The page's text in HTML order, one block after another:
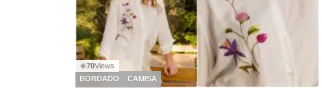
◉70Views
BORDADO
CAMISA